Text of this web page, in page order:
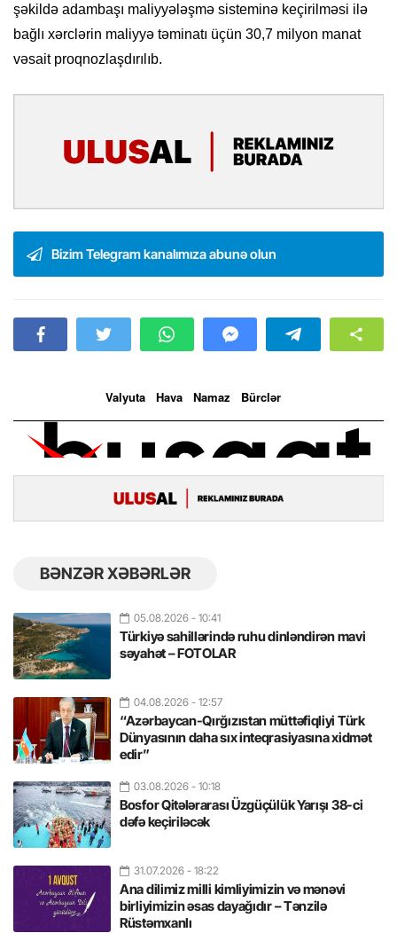
şəkildə adambaşı maliyyələşmə sisteminə keçirilməsi ilə
bağlı xərclərin maliyyə təminatı üçün 30,7 milyon manat
vəsait proqnozlaşdırılıb.
Bizim Telegram kanalımıza abunə olun
BƏNZƏR XƏBƏRLƏR
05.08.2026 - 10:41
Türkiyə sahillərində ruhu dinləndirən mavi
səyahət – FOTOLAR
04.08.2026 - 12:57
“Azərbaycan-Qırğızıstan müttəfiqliyi Türk
Dünyasının daha sıx inteqrasiyasına xidmət
edir”
03.08.2026 - 10:18
Bosfor Qitələrarası Üzgüçülük Yarışı 38-ci
dəfə keçiriləcək
31.07.2026 - 18:22
Ana dilimiz milli kimliyimizin və mənəvi
birliyimizin əsas dayağıdır – Tənzilə
Rüstəmxanlı